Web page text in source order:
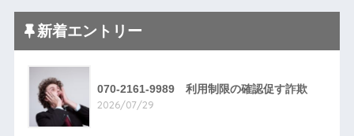
新着エントリー
070-2161-9989 利用制限の確認促す詐欺
2026/07/29